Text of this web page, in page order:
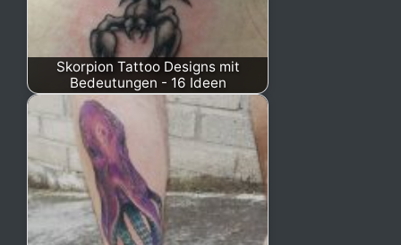
Skorpion Tattoo Designs mit
Bedeutungen - 16 Ideen